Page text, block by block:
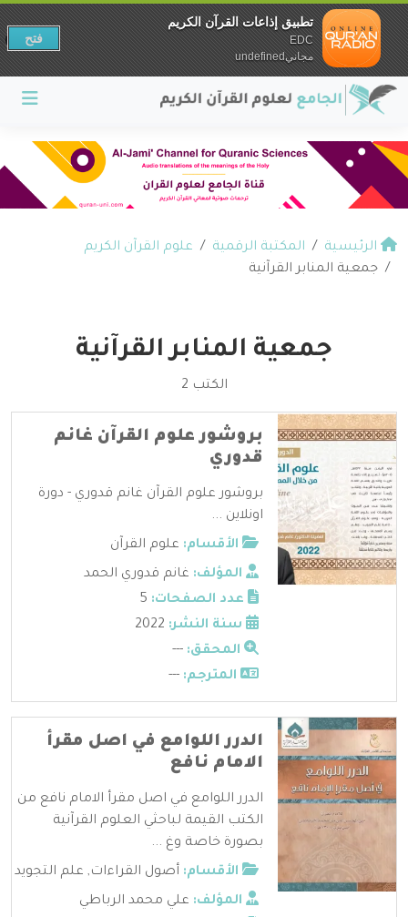
الرئيسية المكتبة الرقمية
علوم القرآن الكريم
جمعية المنابر القرآنية
جمعية المنابر القرآنية
الكتب 2
بروشور علوم القرآن غانم
قدوري
بروشور علوم القرآن غانم قدوري - دورة
اونلاين ...
الأقسام: علوم القرآن
المؤلف: غانم قدوري الحمد
عدد الصفحات:
سنة النشر:
المحقق: ---
المترجم: ---
الدرر اللوامع في اصل مقرأ
الامام نافع
الدرر اللوامع في اصل مقرأ الامام نافع من
الكتب القيمة لباحثي العلوم القرآنية
بصورة خاصة وغ ...
الأقسام: أصول القراءات, علم التجويد
المؤلف: علي محمد الرباطي
تطبيق إذاعات القرآن الكريم
EDC
مجانيundefined
فتح